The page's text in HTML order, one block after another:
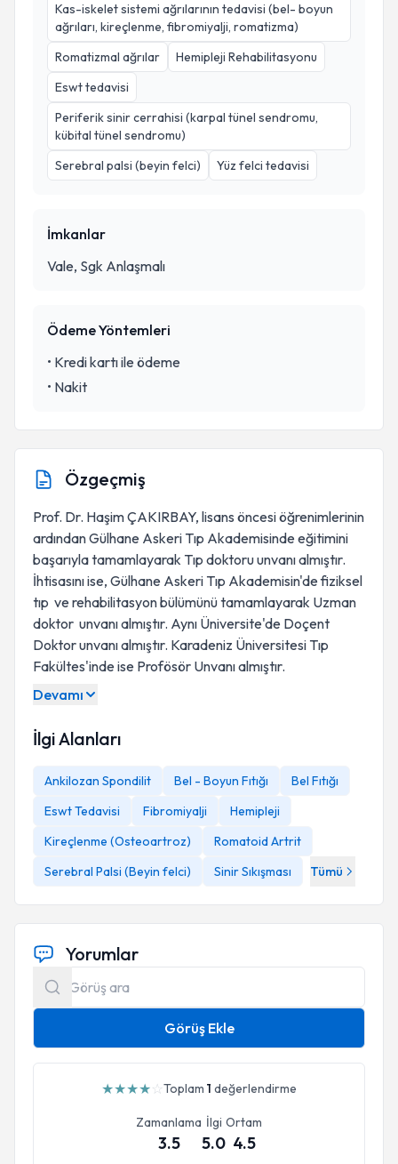
Kas-iskelet sistemi ağrılarının tedavisi (bel- boyun
ağrıları, kireçlenme, fibromiyalji, romatizma)
Romatizmal ağrılar
Hemipleji Rehabilitasyonu
Eswt tedavisi
Periferik sinir cerrahisi (karpal tünel sendromu,
kübital tünel sendromu)
Serebral palsi (beyin felci)
Yüz felci tedavisi
İmkanlar
Vale, Sgk Anlaşmalı
Ödeme Yöntemleri
• Kredi kartı ile ödeme
• Nakit
Özgeçmiş
Prof. Dr. Haşim ÇAKIRBAY, lisans öncesi öğrenimlerinin
ardından Gülhane Askeri Tıp Akademisinde eğitimini
başarıyla tamamlayarak Tıp doktoru unvanı almıştır.
İhtisasını ise, Gülhane Askeri Tıp Akademisin'de fiziksel
tıp ve rehabilitasyon bülümünü tamamlayarak Uzman
doktor unvanı almıştır. Aynı Üniversite'de Doçent
Doktor unvanı almıştır. Karadeniz Üniversitesi Tıp
Fakültes'inde ise Profösör Unvanı almıştır.
Devamı
İlgi Alanları
Ankilozan Spondilit Bel - Boyun Fıtığı
Bel Fıtığı
Eswt Tedavisi
Fibromiyalji
Hemipleji
Kireçlenme (Osteoartroz)
Romatoid Artrit
Serebral Palsi (Beyin felci)
Sinir Sıkışması Tümü
Yorumlar
Görüş Ekle
★★★★☆Toplam 1 değerlendirme
Zamanlama
3.5
İlgi
5.0
Ortam
4.5